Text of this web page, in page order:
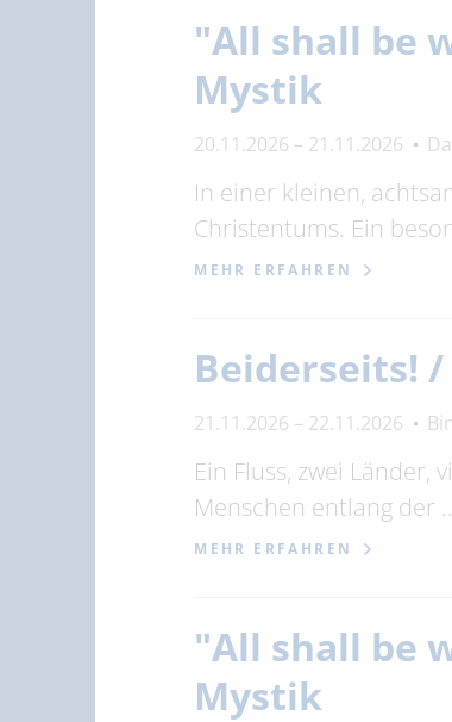
"All shall be
Mystik
20.11.2026 – 21.11.2026
In einer kleinen,
Christentums. Ein
MEHR ERFAHREN
Beiderseits!
21.11.2026 – 22.11.2026
Ein Fluss, zwei
Menschen entlang der
MEHR ERFAHREN
"All shall be
Mystik